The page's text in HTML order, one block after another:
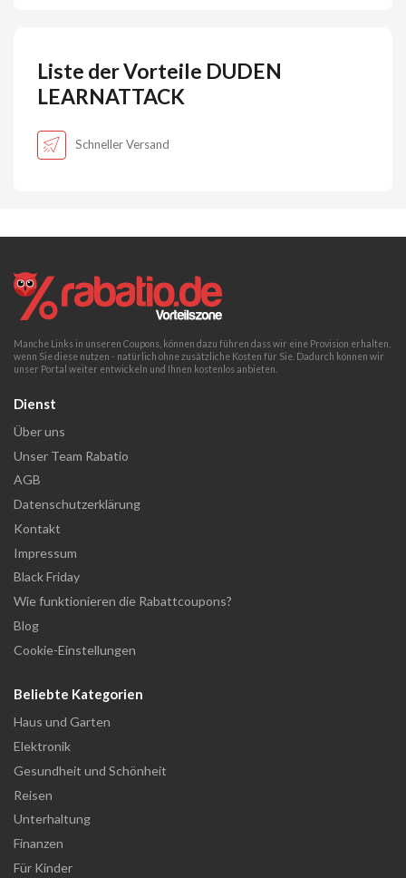
Liste der Vorteile DUDEN
LEARNATTACK
Schneller Versand
Manche Links in unseren Coupons, können dazu führen dass wir eine Provision erhalten,
wenn Sie diese nutzen - natürlich ohne zusätzliche Kosten für Sie. Dadurch können wir
unser Portal weiter entwickeln und Ihnen kostenlos anbieten.
Dienst
Über uns
Unser Team Rabatio
AGB
Datenschutzerklärung
Kontakt
Impressum
Black Friday
Wie funktionieren die Rabattcoupons?
Blog
Cookie-Einstellungen
Beliebte Kategorien
Haus und Garten
Elektronik
Gesundheit und Schönheit
Reisen
Unterhaltung
Finanzen
Für Kinder